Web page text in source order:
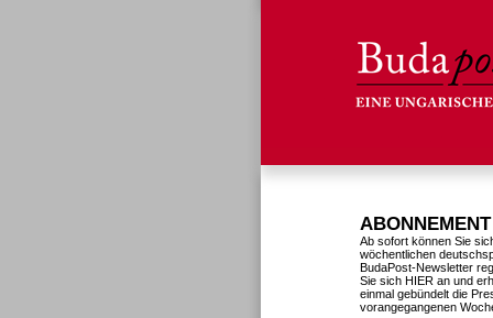
ABONNEMENT
Ab sofort können Sie
wöchentlichen
BudaPost-Newsletter
Sie sich HIER an und
einmal gebündelt die
vorangegangenen